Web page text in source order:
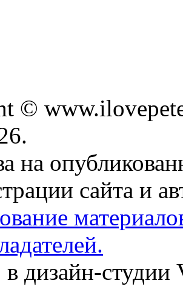
©
на
сайта и
дизайн-студии